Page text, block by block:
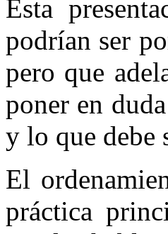
Esta
podrían ser
pero que
poner en
y lo que debe
El
práctica